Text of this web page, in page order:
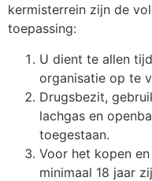
kermisterrein zijn de
toepassing:
U dient te allen
organisatie op te
Drugsbezit,
lachgas en
toegestaan.
Voor het kopen
minimaal 18 jaar